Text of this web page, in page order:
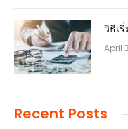
วิธีเ
April
Recent Posts